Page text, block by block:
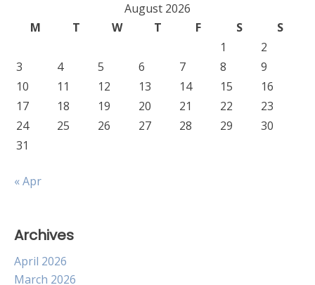
August 2026
M
T W T F S
S
1
2
3
4 5 6 7 8
9
10
11 12 13 14 15
16
17
18 19 20 21 22
23
24
25 26 27 28 29
30
31
« Apr
Archives
April 2026
March 2026